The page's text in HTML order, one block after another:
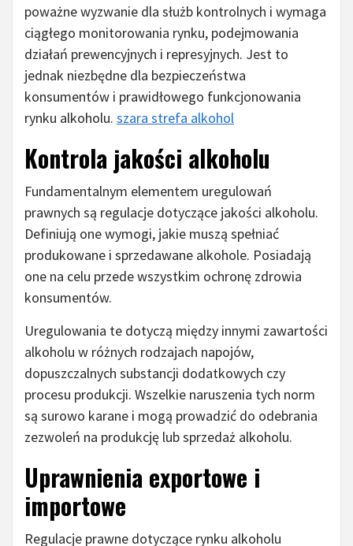
poważne wyzwanie dla służb kontrolnych i wymaga
ciągłego monitorowania rynku, podejmowania
działań prewencyjnych i represyjnych. Jest to
jednak niezbędne dla bezpieczeństwa
konsumentów i prawidłowego funkcjonowania
rynku alkoholu. szara strefa alkohol
Kontrola jakości alkoholu
Fundamentalnym elementem uregulowań
prawnych są regulacje dotyczące jakości alkoholu.
Definiują one wymogi, jakie muszą spełniać
produkowane i sprzedawane alkohole. Posiadają
one na celu przede wszystkim ochronę zdrowia
konsumentów.
Uregulowania te dotyczą między innymi zawartości
alkoholu w różnych rodzajach napojów,
dopuszczalnych substancji dodatkowych czy
procesu produkcji. Wszelkie naruszenia tych norm
są surowo karane i mogą prowadzić do odebrania
zezwoleń na produkcję lub sprzedaż alkoholu.
Uprawnienia exportowe i
importowe
Regulacje prawne dotyczące rynku alkoholu